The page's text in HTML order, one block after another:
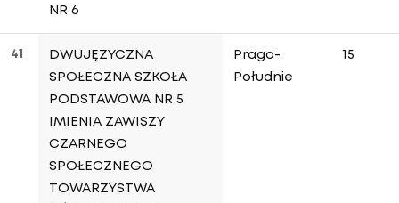
NR 6
41
DWUJĘZYCZNA
SPOŁECZNA SZKOŁA
PODSTAWOWA NR 5
IMIENIA ZAWISZY
CZARNEGO
SPOŁECZNEGO
TOWARZYSTWA
Praga-
Południe
15